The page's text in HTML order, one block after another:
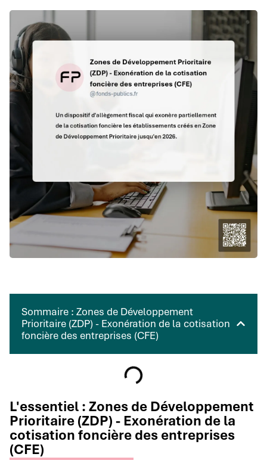
Sommaire : Zones de Développement
Prioritaire (ZDP) - Exonération de la cotisation
foncière des entreprises (CFE)
L'essentiel : Zones de Développement
Prioritaire (ZDP) - Exonération de la
cotisation foncière des entreprises
(CFE)